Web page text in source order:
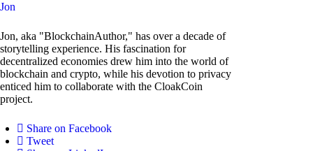
Jon
Jon, aka "BlockchainAuthor," has over a decade of
storytelling experience. His fascination for
decentralized economies drew him into the world of
blockchain and crypto, while his devotion to privacy
enticed him to collaborate with the CloakCoin
project.
Share on Facebook
Tweet